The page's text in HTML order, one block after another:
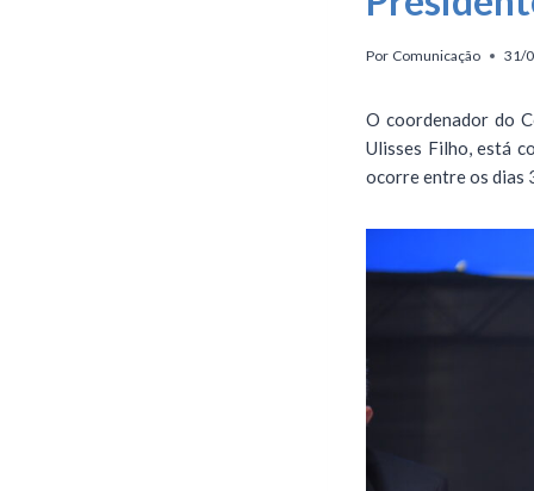
Por Comunicação 31/
O coordenador do
Ulisses Filho, está
ocorre entre os dias